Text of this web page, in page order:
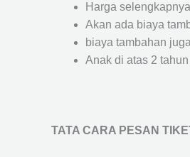
Harga
Akan ada biaya
biaya tambahan
Anak di atas 2
TATA CARA PESAN